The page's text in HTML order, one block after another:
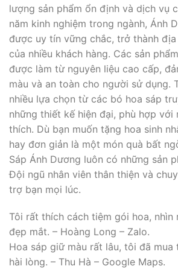
lượng sản phẩm ổn định và dịch vụ
năm kinh nghiệm trong ngành, Ánh
được uy tín vững chắc, trở thành
của nhiều khách hàng. Các sản
được làm từ nguyên liệu cao cấp,
màu và an toàn cho người sử dụng.
nhiều lựa chọn từ các bó hoa sáp
những thiết kế hiện đại, phù hợp
thích. Dù bạn muốn tặng hoa sinh
hay đơn giản là một món quà bất
Sáp Ánh Dương luôn có những sản
Đội ngũ nhân viên thân thiện và
trợ bạn mọi lúc.
Tôi rất thích cách tiệm gói hoa, nhìn
đẹp mắt. – Hoàng Long – Zalo.
Hoa sáp giữ màu rất lâu, tôi đã mua
hài lòng. – Thu Hà – Google Maps.